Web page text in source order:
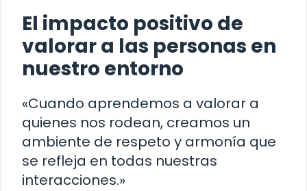
El impacto positivo de
valorar a las personas en
nuestro entorno
«Cuando aprendemos a valorar a
quienes nos rodean, creamos un
ambiente de respeto y armonía que
se refleja en todas nuestras
interacciones.»